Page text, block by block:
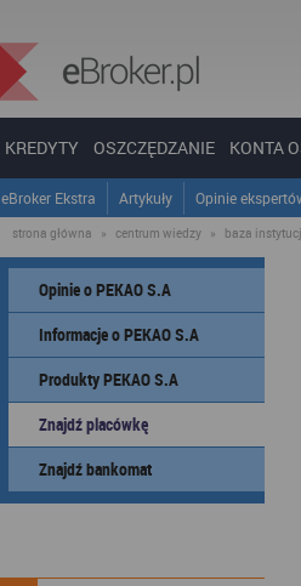
KREDYTY OSZCZĘDZANIE KONTA
eBroker Ekstra Artykuły Opinie
strona główna » centrum wiedzy » baza
Opinie o PEKAO S.A
Informacje o PEKAO S.A
Produkty PEKAO S.A
Znajdź placówkę
Znajdź bankomat